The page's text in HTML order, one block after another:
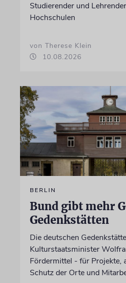
Studierender und
Hochschulen
von Therese Klein
10.08.2026
BERLIN
Bund gibt mehr
Gedenkstätten
Die deutschen
Kulturstaatsminister
Fördermittel - für Projekte,
Schutz der Orte und